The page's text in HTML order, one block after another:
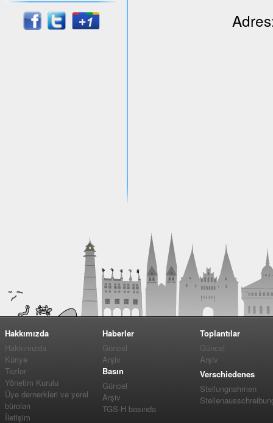
Hakkımızda
Hakkımızda
Künye
Tezler
Yönetim Kurulu
Üye dernerkleri ve yerel
büroları
İletişim
Haberler
Güncel
Arşiv
Basın
Güncel
Arşiv
TGS-H basında
Toplantılar
Güncel
Arşiv
Verschiedenes
Stellungnahmen